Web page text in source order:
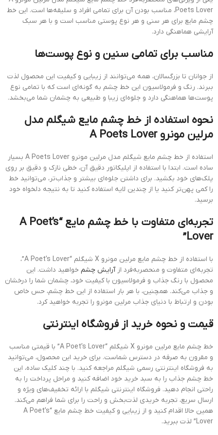
Poets Lover، مناسب بودن آن برای تمامی افراد و سلیقه‌ها است. این خط
چشم مایع برای هر سنی و هر نوع پوستی مناسب است و با هر سبک
آرایشی هماهنگی دارد.
مناسب برای تمامی سنین و نوع پوست‌ها
از جوانان تا بزرگسالان، همه می‌توانند از زیبایی و کیفیت این محصول لذت
ببرند. رنگ و فرمولاسیون این خط چشم به گونه‌ای است که با تمامی نوع
پوست‌ها هماهنگی دارد و جلوه‌ای زیبا و طبیعی به چشمان شما می‌بخشد.
نحوه استفاده از خط چشم مایع شیگلم مدل
مرلین مونرو A Poets Lover
استفاده از خط چشم مایع شیگلم مدل مرلین مونرو A Poets Lover بسیار
ساده است. ابتدا با استفاده از اپلیکاتور دقیق آن، خطی نازک و دقیق بر روی
پلک‌های خود بکشید. برای داشتن جلوه‌ای بیشتر و جذاب‌تر، می‌توانید خط
را کمی پهن‌تر کنید یا از چندین لایه استفاده کنید تا به نتیجه دلخواه خود
برسید.
تجربه‌ای متفاوت با خط
چشم مایع “A Poet’s
Lover”
با استفاده از خط چشم مایع مرلین مونرو X شیگلم “A Poet’s Lover”،
تجربه‌ای متفاوت و منحصربه‌فرد ازآرایش چشم خواهید داشت. این
محصول با رنگ جذاب و فرمولاسیون با کیفیت خود، چشمان شما را درخشان
و جذاب می‌کند. همچنین، با هر بار استفاده از این خط چشم، حس خاص
بودن و ارتباط با دنیای جذاب مرلین مونرو را تجربه خواهید کرد.
قیمت و نحوه خرید از فروشگاه اینترنتی
خط چشم مایع مرلین مونرو X شیگلم “A Poet’s Lover” با قیمتی مناسب
و مقرون به صرفه در دسترس شماست. برای خرید این محصول، می‌توانید
به فروشگاه اینترنتی رسمی شیگلم مراجعه کنید. با چند کلیک ساده، این
خط چشم جذاب را به سبد خرید خود اضافه کنید و مراحل پرداخت را به
راحتی انجام دهید. فروشگاه اینترنتی شیگلم با ارائه تخفیف‌های ویژه و
ارسال سریع، تجربه خریدی لذت‌بخش و راحت را برای شما فراهم می‌کند.
همین حالا اقدام کنید و از زیبایی و کیفیت خط چشم مایع “A Poet’s
Lover” لذت ببرید.